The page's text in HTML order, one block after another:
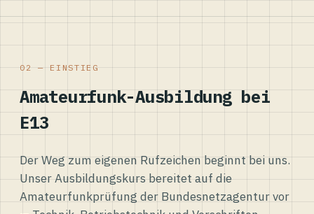
02 — EINSTIEG
Amateurfunk-Ausbildung bei
E13
Der Weg zum eigenen Rufzeichen beginnt bei uns.
Unser Ausbildungskurs bereitet auf die
Amateurfunkprüfung der Bundesnetzagentur vor